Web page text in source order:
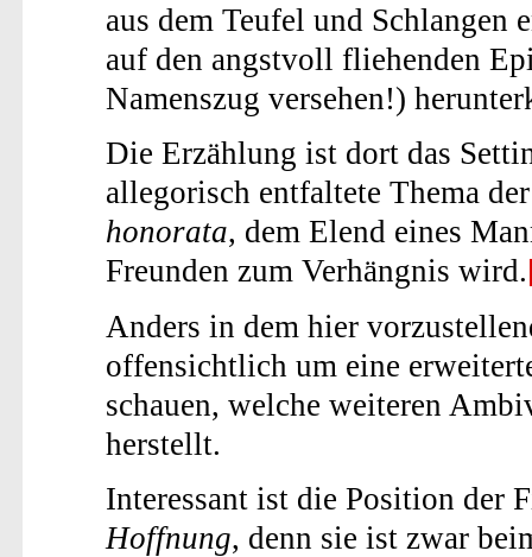
aus dem Teufel und Schlangen
auf den angstvoll fliehenden
Namenszug versehen!)
Die Erzählung ist dort das
allegorisch entfaltete Thema
honorata, dem Elend eines
Freunden zum Verhängnis wird.
Anders in dem hier
offensichtlich um eine
schauen, welche weiteren
herstellt.
Interessant ist die Position der
Hoffnung, denn sie ist zwar